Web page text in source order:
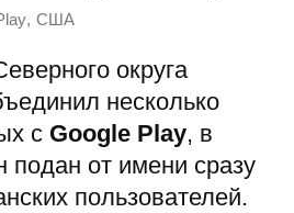
, США
округа
несколько
с Google Play, в
подан от имени сразу
пользователей.